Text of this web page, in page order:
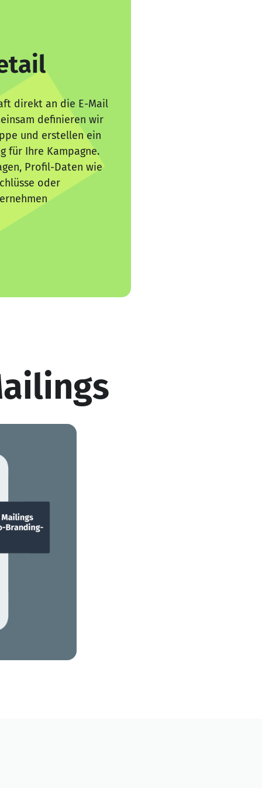
direkt an die E-Mail
definieren wir
und erstellen ein
für Ihre Kampagne.
Profil-Daten wie
oder